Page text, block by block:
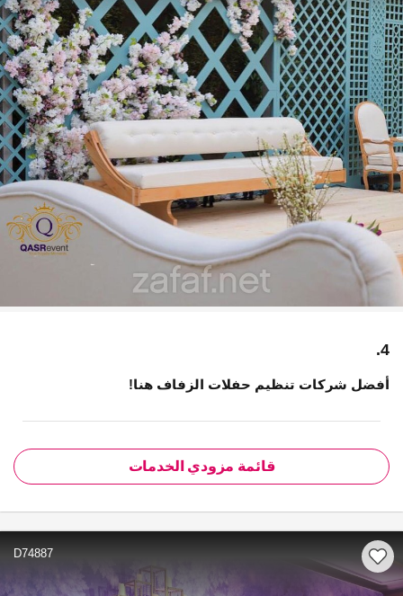
4.
أفضل شركات تنظيم حفلات الزفاف هنا!
قائمة مزودي الخدمات
D74887